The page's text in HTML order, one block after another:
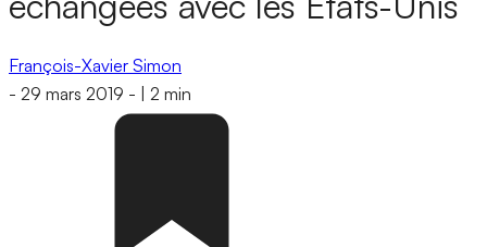
François-Xavier Simon
- 29 mars 2019 - 2 min